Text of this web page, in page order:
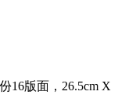
16版面，26.5cm X